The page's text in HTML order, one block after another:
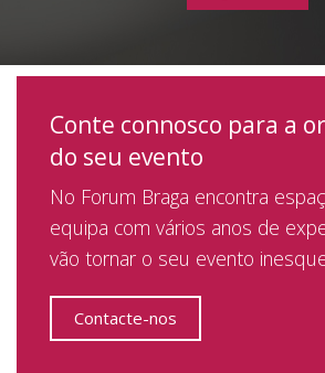
Conte connosco para a
do seu evento
No Forum Braga encontra
equipa com vários anos de
vão tornar o seu evento
Contacte-nos